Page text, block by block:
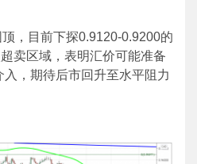
，目前下探0.9120-0.9200的
卖区域，表明汇价可能准备
，期待后市回升至水平阻力